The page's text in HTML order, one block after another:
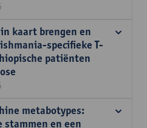
kaart brengen en
specifieke T-
patiënten
metabotypes:
en een